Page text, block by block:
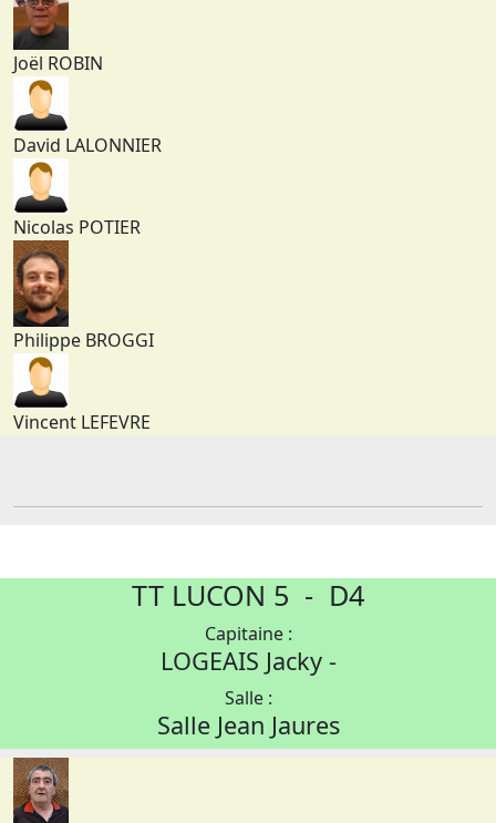
Joël ROBIN
David LALONNIER
Nicolas POTIER
Philippe BROGGI
Vincent LEFEVRE
TT LUCON 5 - D4
Capitaine :
LOGEAIS Jacky -
Salle :
Salle Jean Jaures